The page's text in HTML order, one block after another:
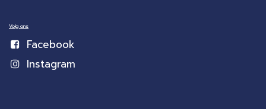
Volg ons
Facebook
Instagram